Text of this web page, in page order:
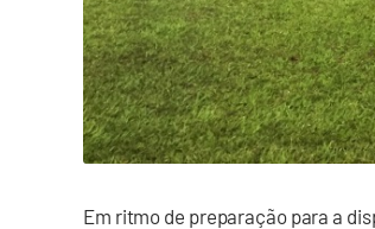
Em ritmo de preparação para a